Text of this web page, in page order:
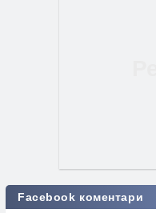
Facebook коментари